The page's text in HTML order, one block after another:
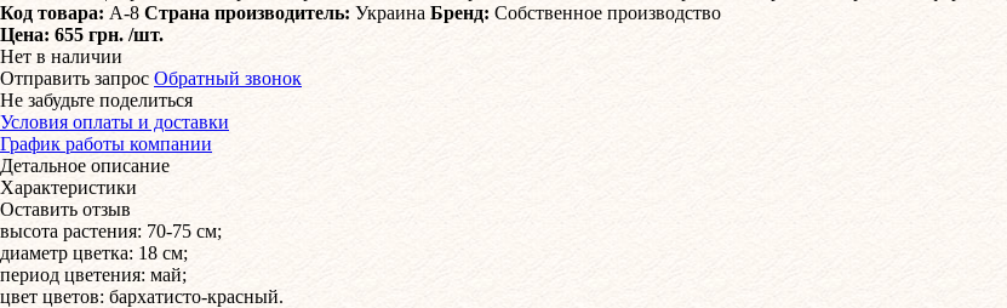
Код товара: А-8 Страна производитель: Украина Бренд: Собственное производство
Цена: 655 грн. /шт.
Нет в наличии
Отправить запрос Обратный звонок
Не забудьте поделиться
Условия оплаты и доставки
График работы компании
Детальное описание
Характеристики
Оставить отзыв
высота растения: 70-75 см;
диаметр цветка: 18 см;
период цветения: май;
цвет цветов: бархатисто-красный.